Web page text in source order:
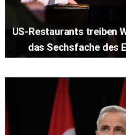
US-Restaurants treiben
das Sechsfache des